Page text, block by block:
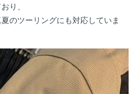
り、
のツーリングにも対応していま